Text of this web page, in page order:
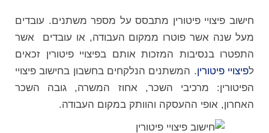
חישוב פיצויי פיטורין מתבסס על מספר משתנים. עובדים
מעל שנה אשר פוטרו ממקום העבודה, או עובדים אשר
התפטרו בנסיבות המזכות אותם בפיצויי פיטורין זכאים
לפיצויי פיטורין. המשתנים הנלקחים בחשבון בחישוב פיצויי
הפיטורין: מרכיבי השכר, אחוז המשרה, גובה השכר
האחרון, אופי ההעסקה והוותק במקום העבודה.